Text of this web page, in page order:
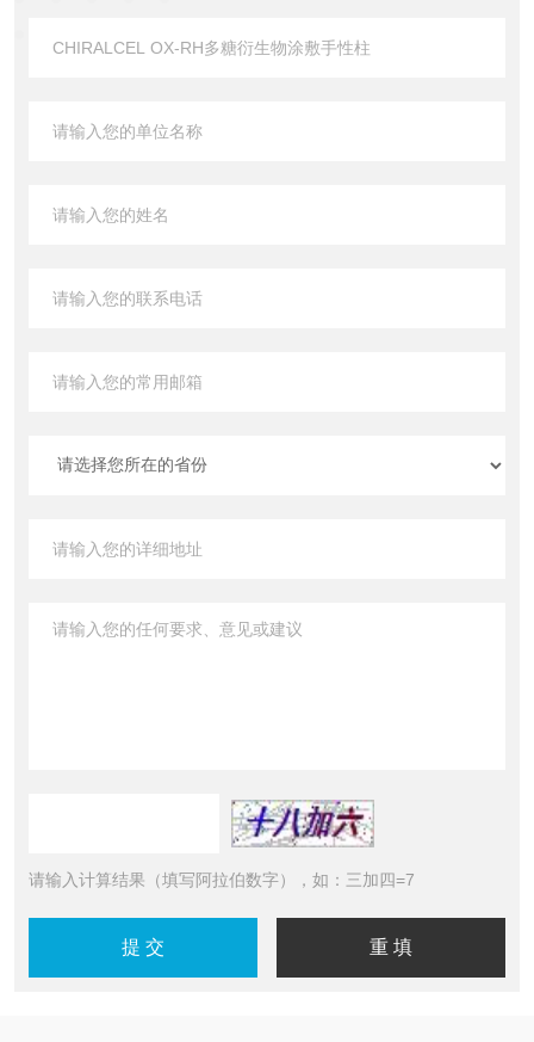
请输入计算结果（填写阿拉伯数字），如：三加四=7